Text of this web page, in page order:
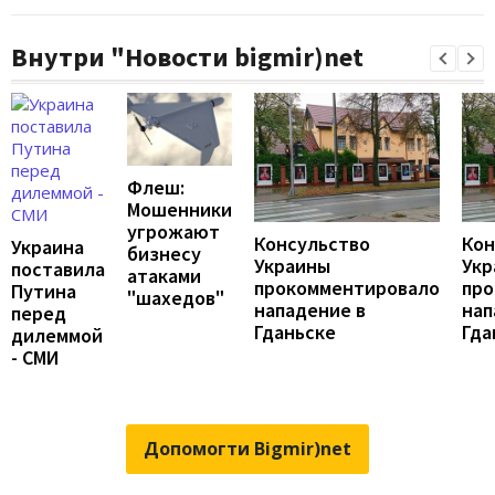
Внутри "Новости bigmir)net
Украина
поставила
Путина
перед
дилеммой
- СМИ
Флеш:
Мошенники
угрожают
бизнесу
атаками
"шахедов"
Консульство
Украины
прокомментировало
нападение в
Гданьске
Допомогти Bigmir)net